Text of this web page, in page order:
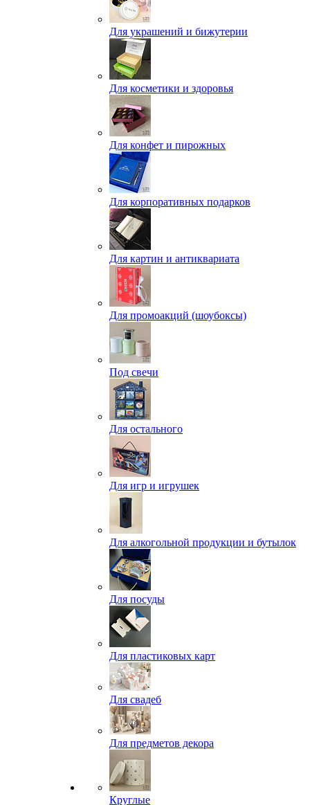
Для украшений и бижутерии
Для косметики и здоровья
Для конфет и пирожных
Для корпоративных подарков
Для картин и антиквариата
Для промоакций (шоубоксы)
Под свечи
Для остального
Для игр и игрушек
Для алкогольной продукции и бутылок
Для посуды
Для пластиковых карт
Для свадеб
Для предметов декора
Круглые